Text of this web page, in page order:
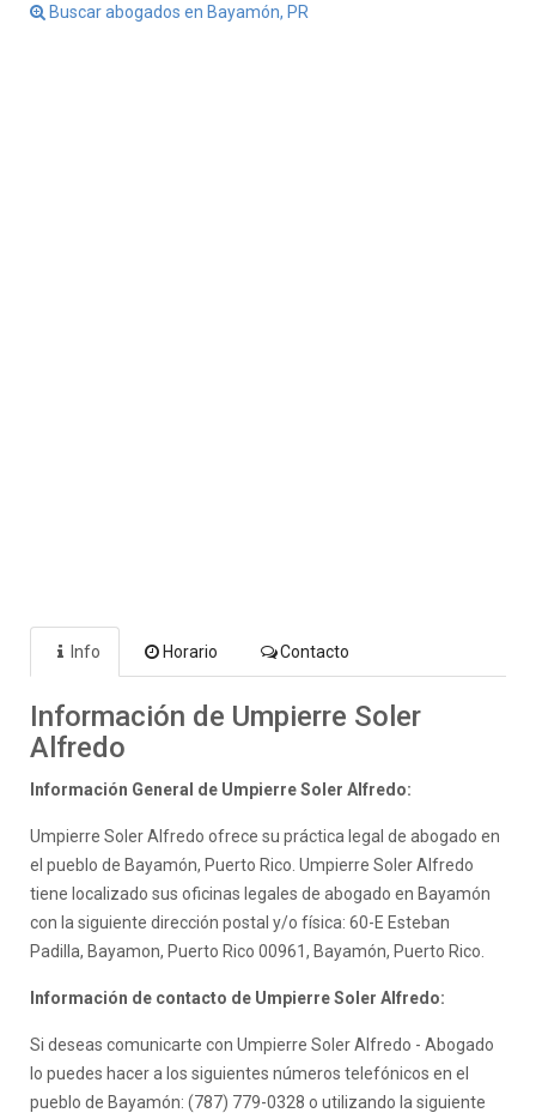
Buscar abogados en Bayamón, PR
Info Horario Contacto
Información de Umpierre Soler
Alfredo
Información General de Umpierre Soler Alfredo:
Umpierre Soler Alfredo ofrece su práctica legal de abogado en
el pueblo de Bayamón, Puerto Rico. Umpierre Soler Alfredo
tiene localizado sus oficinas legales de abogado en Bayamón
con la siguiente dirección postal y/o física: 60-E Esteban
Padilla, Bayamon, Puerto Rico 00961, Bayamón, Puerto Rico.
Información de contacto de Umpierre Soler Alfredo:
Si deseas comunicarte con Umpierre Soler Alfredo - Abogado
lo puedes hacer a los siguientes números telefónicos en el
pueblo de Bayamón: (787) 779-0328 o utilizando la siguiente